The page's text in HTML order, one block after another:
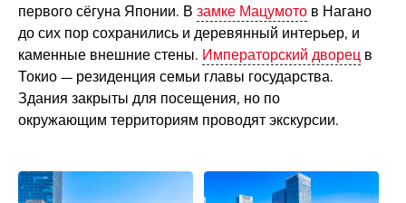
первого сёгуна Японии. В замке Мацумотов Нагано
до сих пор сохранились и деревянный интерьер, и
каменные внешние стены. Императорский дворецв
Токио — резиденция семьи главы государства.
Здания закрыты для посещения, но по
окружающим территориям проводят экскурсии.